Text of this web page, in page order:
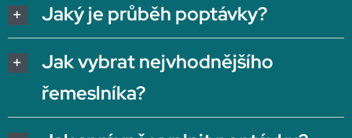
Jaký je průběh poptávky?
Jak vybrat nejvhodnějšího
řemeslníka?